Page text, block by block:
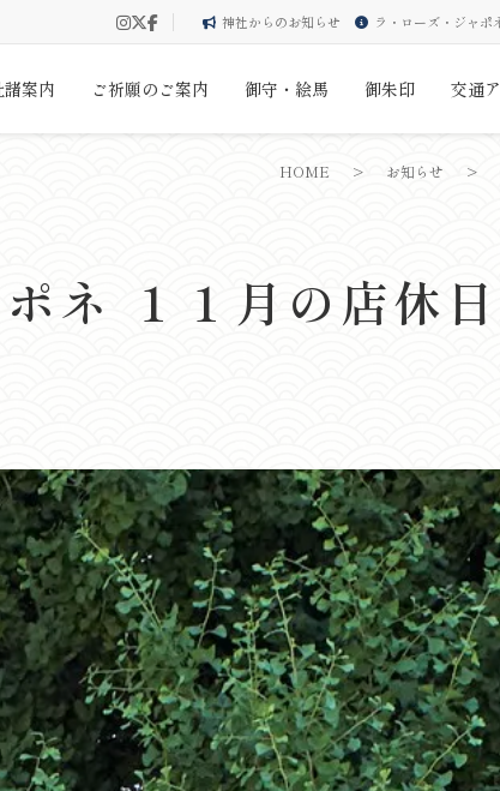
神社からのお知らせ ラ・ローズ・ジャポ
諸案内 ご祈願のご案内 御守・絵馬 御朱印 交通
ネ １１月の店休
HOME > お知らせ >